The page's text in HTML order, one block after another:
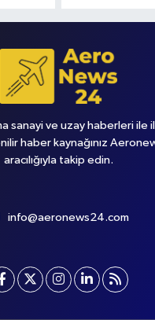
sanayi ve uzay haberleri ile
haber kaynağınız
aracılığıyla takip edin.
info@aeronews24.com